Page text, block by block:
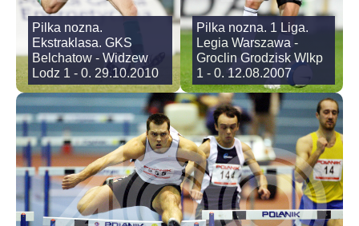
Pilka nozna.
Ekstraklasa. GKS
Belchatow - Widzew
Lodz 1 - 0. 29.10.2010
Pilka nozna. 1 Liga.
Legia Warszawa -
Groclin Grodzisk Wlkp
1 - 0. 12.08.2007